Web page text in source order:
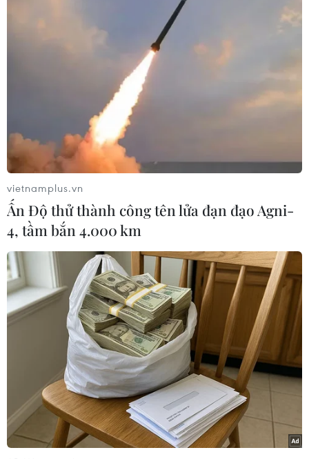
Việc sử dụng hóa đơn điện tử khởi tạo từ máy
vietnamplus.vn
Ấn Độ thử thành công tên lửa đạn đạo Agni-
4, tầm bắn 4.000 km